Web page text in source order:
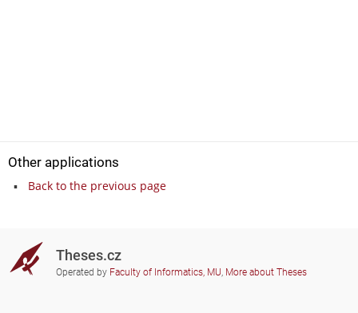
Other applications
Back to the previous page
Theses.cz
Operated by Faculty of Informatics, MU, More about Theses